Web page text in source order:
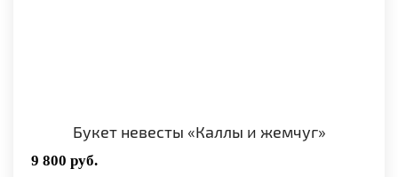
Букет невесты «Каллы и жемчуг»
9 800 руб.